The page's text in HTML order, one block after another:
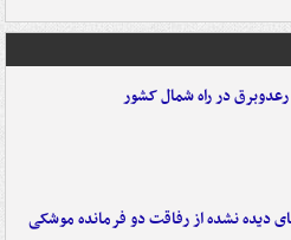
رعدوبرق در راه شمال کشور
دیده نشده از رفاقت دو فرمانده‌ موشکی